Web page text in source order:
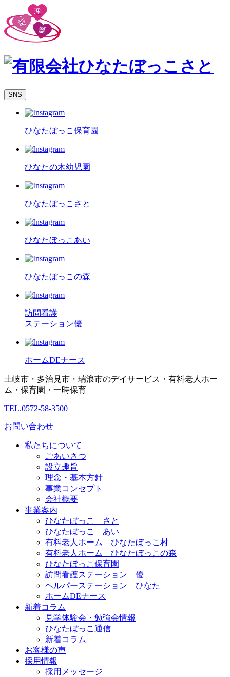
SNS
ひなたぼっこ保育園
ひなたの木幼児園
ひなたぼっこさと
ひなたぼっこあい
ひなたぼっこの森
訪問看護
ステーション優
ホームDEナース
土岐市・多治見市・瑞浪市のデイサービス・有料老人ホー
ム・保育園・一時保育
TEL.0572-58-3500
お問い合わせ
私たちについて
ごあいさつ
設立趣旨
理念・基本方針
事業コンセプト
会社概要
事業案内
ひなたぼっこ さと
ひなたぼっこ あい
有料老人ホーム ひなたぼっこ村
有料老人ホーム ひなたぼっこの森
ひなたぼっこ保育園
訪問看護ステーション 優
ヘルパーステーション ひなた
ホームDEナース
新着コラム
見学体験会・勉強会情報
ひなたぼっこ通信
新着コラム
お客様の声
採用情報
採用メッセージ